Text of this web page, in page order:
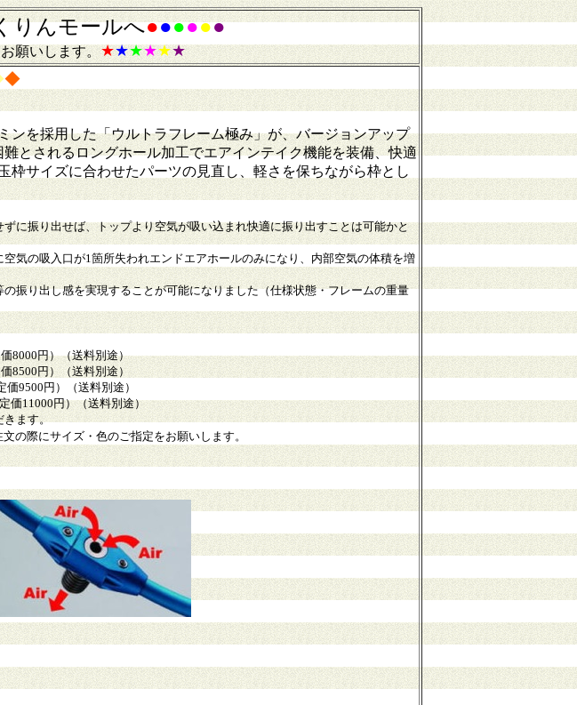
りんモールへ●●●●●●
願いします。 ★★★★★★
◆
を採用した「ウルトラフレーム極み」が、バージョンアップ
とされるロングホール加工でエアインテイク機能を装備、快適
サイズに合わせたパーツの見直し、軽さを保ちながら枠とし
に振り出せば、トップより空気が吸い込まれ快適に振り出すことは可能かと
気の吸入口が1箇所失われエンドエアホールのみになり、内部空気の体積を増
振り出し感を実現することが可能になりました（仕様状態・フレームの重量
8000円）（送料別途）
8500円）（送料別途）
価9500円）（送料別途）
価11000円）（送料別途）
きます。
の際にサイズ・色のご指定をお願いします。